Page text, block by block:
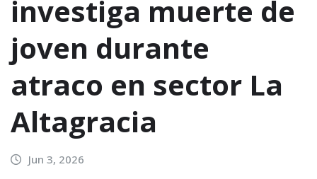
investiga muerte de
joven durante
atraco en sector La
Altagracia
Jun 3, 2026